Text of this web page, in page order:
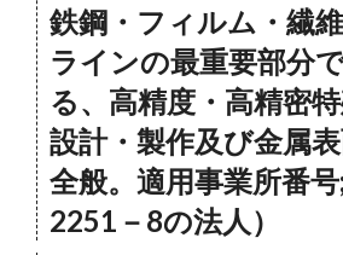
鉄鋼・フィルム・繊
ラインの最重要部分
る、高精度・高精密
設計・製作及び金属
全般。適用事業所番
2251－8の法人）